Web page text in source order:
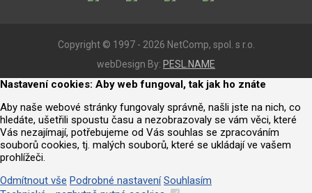
Copyright © 1997 - 2026 NetComp, spol. s r.o.
webDesign By: PESL.NAME
Nastavení cookies: Aby web fungoval, tak jak ho znáte
Aby naše webové stránky fungovaly správně, našli jste na nich, co
hledáte, ušetřili spoustu času a nezobrazovaly se vám věci, které
Vás nezajímají, potřebujeme od Vás souhlas se zpracováním
souborů cookies, tj. malých souborů, které se ukládají ve vašem
prohlížeči.
Odmítnout vše Podrobné nastavení Souhlasím